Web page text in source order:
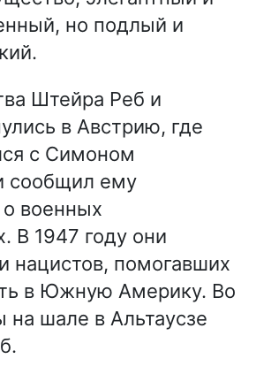
но подлый и
Штейра Реб и
в Австрию, где
с Симоном
сообщил ему
военных
В 1947 году они
нацистов, помогавших
в Южную Америку. Во
на шале в Альтаусзе